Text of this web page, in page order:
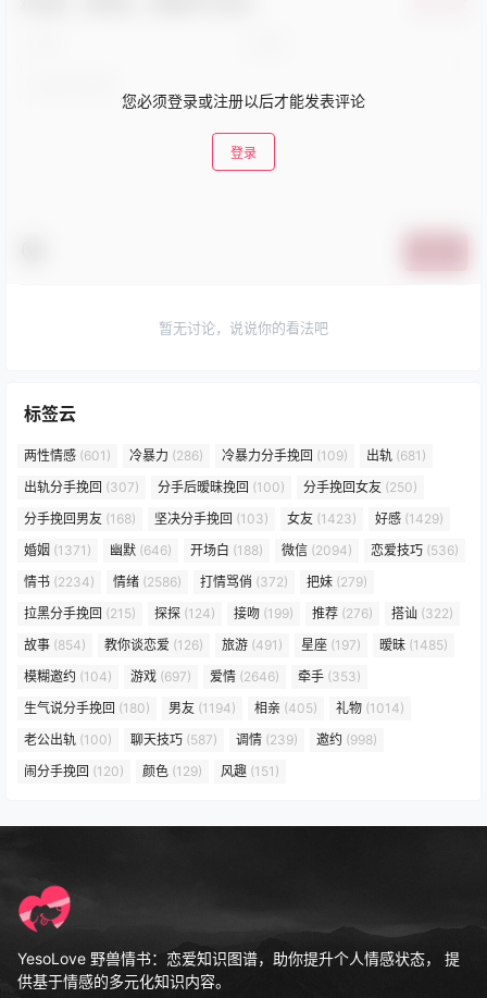
您必须登录或注册以后才能发表评论
登录
暂无讨论，说说你的看法吧
标签云
两性情感 (601) 冷暴力 (286) 冷暴力分手挽回 (109) 出轨 (681)
出轨分手挽回 (307) 分手后暧昧挽回 (100) 分手挽回女友 (250)
分手挽回男友 (168) 坚决分手挽回 (103) 女友 (1423) 好感 (1429)
婚姻 (1371) 幽默 (646) 开场白 (188) 微信 (2094) 恋爱技巧 (536)
情书 (2234) 情绪 (2586) 打情骂俏 (372) 把妹 (279)
拉黑分手挽回 (215) 探探 (124) 接吻 (199) 推荐 (276) 搭讪 (322)
故事 (854) 教你谈恋爱 (126) 旅游 (491) 星座 (197) 暧昧 (1485)
模糊邀约 (104) 游戏 (697) 爱情 (2646) 牵手 (353)
生气说分手挽回 (180) 男友 (1194) 相亲 (405) 礼物 (1014)
老公出轨 (100) 聊天技巧 (587) 调情 (239) 邀约 (998)
闹分手挽回 (120) 颜色 (129) 风趣 (151)
YesoLove 野兽情书：恋爱知识图谱，助你提升个人情感状态， 提
供基于情感的多元化知识内容。